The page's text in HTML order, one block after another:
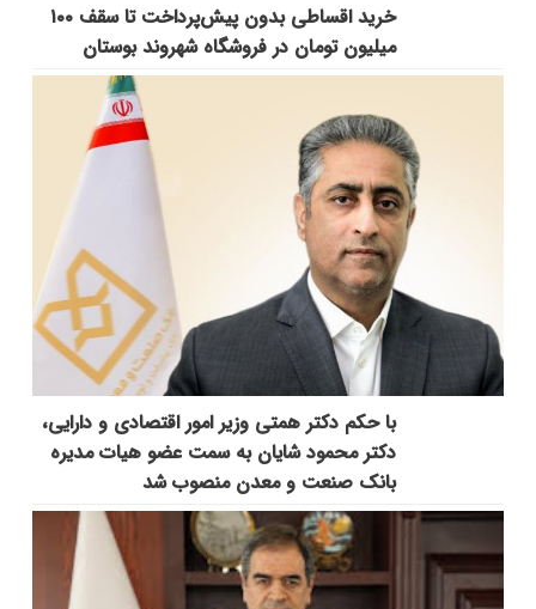
خرید اقساطی بدون پیش‌پرداخت تا سقف ۱۰۰
میلیون تومان در فروشگاه شهروند بوستان
با حکم دکتر همتی وزیر امور اقتصادی و دارایی،
دکتر محمود شایان به سمت عضو هیات مدیره
بانک صنعت و معدن منصوب شد